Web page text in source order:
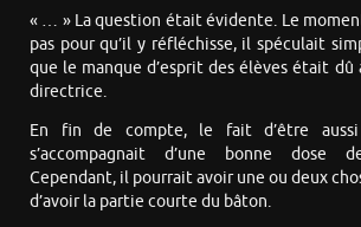
« … » La question était évidente. Le
pas pour qu’il y réfléchisse, il spéculait
que le manque d’esprit des élèves était
directrice.
En fin de compte, le fait d’être aussi
s’accompagnait d’une bonne dose
Cependant, il pourrait avoir une ou deux
d’avoir la partie courte du bâton.